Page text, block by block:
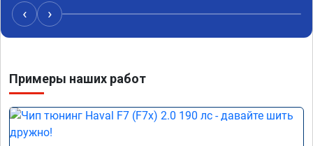
своё дело рекомендую 👍
‹ ›
Примеры наших работ